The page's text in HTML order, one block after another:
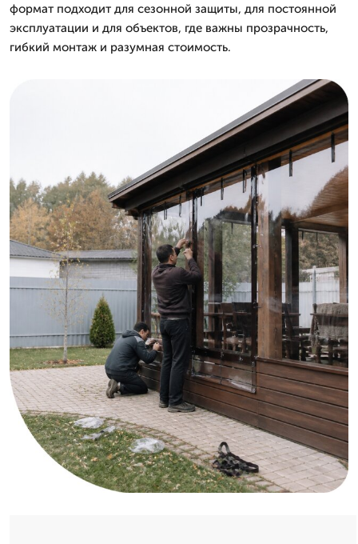
формат подходит для сезонной защиты, для постоянной
эксплуатации и для объектов, где важны прозрачность,
гибкий монтаж и разумная стоимость.